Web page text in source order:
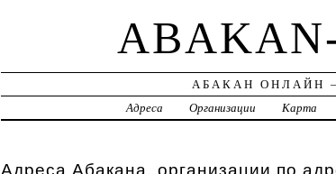
АБАКАН ОНЛАЙН
Адреса
Организации Карта
Адреса Абакана, организации по